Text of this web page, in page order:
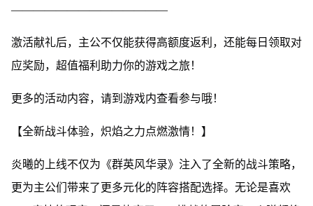
——————————————
激活献礼后，主公不仅能获得高额度返利，还能每日领取对
应奖励，超值福利助力你的游戏之旅！
更多的活动内容，请到游戏内查看参与哦！
【全新战斗体验，炽焰之力点燃激情！】
炎曦的上线不仅为《群英风华录》注入了全新的战斗策略，
更为主公们带来了更多元化的阵容搭配选择。无论是喜欢